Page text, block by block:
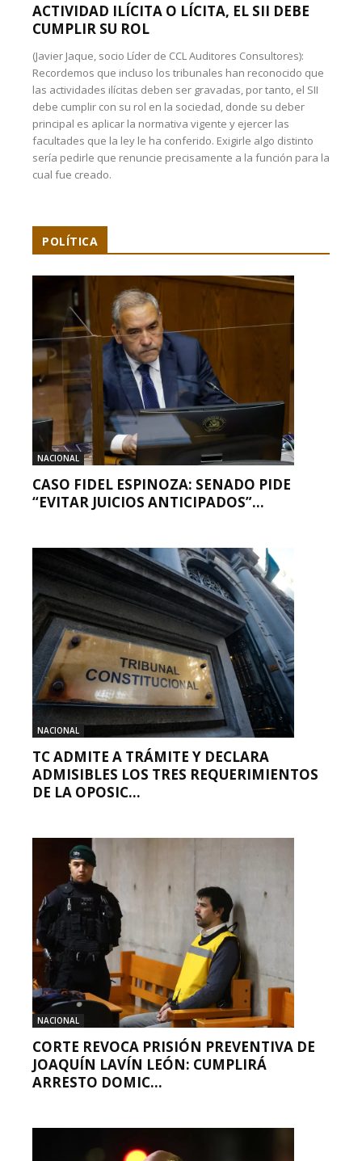
ACTIVIDAD ILÍCITA O LÍCITA, EL SII DEBE
CUMPLIR SU ROL
(Javier Jaque, socio Líder de CCL Auditores Consultores):
Recordemos que incluso los tribunales han reconocido que
las actividades ilícitas deben ser gravadas, por tanto, el SII
debe cumplir con su rol en la sociedad, donde su deber
principal es aplicar la normativa vigente y ejercer las
facultades que la ley le ha conferido. Exigirle algo distinto
sería pedirle que renuncie precisamente a la función para la
cual fue creado.
POLÍTICA
NACIONAL
CASO FIDEL ESPINOZA: SENADO PIDE
“EVITAR JUICIOS ANTICIPADOS”...
NACIONAL
TC ADMITE A TRÁMITE Y DECLARA
ADMISIBLES LOS TRES REQUERIMIENTOS
DE LA OPOSIC...
NACIONAL
CORTE REVOCA PRISIÓN PREVENTIVA DE
JOAQUÍN LAVÍN LEÓN: CUMPLIRÁ
ARRESTO DOMIC...